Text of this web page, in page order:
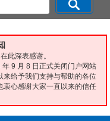
此深表感谢。
9 月 8 日正式关闭门户网站
来给予我们支持与帮助的各位
衷心感谢大家一直以来的信任